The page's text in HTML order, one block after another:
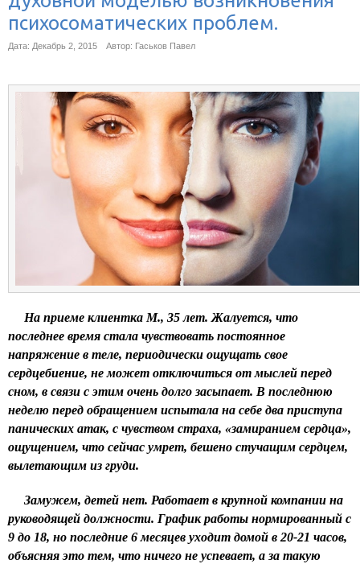
психосоматических проблем.
Дата: Декабрь 2, 2015 Автор: Гаськов Павел
На приеме клиентка М., 35 лет. Жалуется, что
последнее время стала чувствовать постоянное
напряжение в теле, периодически ощущать свое
сердцебиение, не может отключиться от мыслей перед
сном, в связи с этим очень долго засыпает. В последнюю
неделю перед обращением испытала на себе два приступа
панических атак, с чувством страха, «замиранием сердца»,
ощущением, что сейчас умрет, бешено стучащим сердцем,
вылетающим из груди.
Замужем, детей нет. Работает в крупной компании на
руководящей должности. График работы нормированный с
9 до 18, но последние 6 месяцев уходит домой в 20-21 часов,
объясняя это тем, что ничего не успевает, а за такую